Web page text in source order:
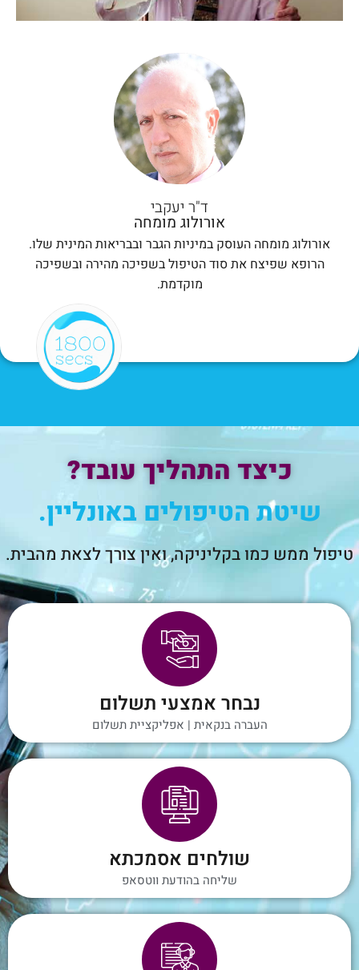
ד"ר יעקבי
אורולוג מומחה
אורולוג מומחה העוסק במיניות הגבר ובבריאות המינית שלו.
הרופא שפיצח את סוד הטיפול בשפיכה מהירה ובשפיכה
מוקדמת.
כיצד התהליך עובד?
שיטת הטיפולים באונליין.
טיפול ממש כמו בקליניקה, ואין צורך לצאת מהבית.
נבחר אמצעי תשלום
העברה בנקאית | אפליקציית תשלום
שולחים אסמכתא
שליחה בהודעת ווטסאפ